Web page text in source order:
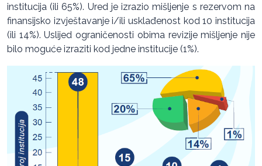
institucija (ili 65%). Ured je izrazio mišljenje s rezervom na
finansijsko izvještavanje i/ili usklađenost kod 10 institucija
(ili 14%). Uslijed ograničenosti obima revizije mišljenje nije
bilo moguće izraziti kod jedne institucije (1%).